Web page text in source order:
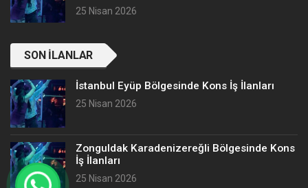
25 Nisan 2026
SON İLANLAR
İstanbul Eyüp Bölgesinde Kons İş İlanları
25 Nisan 2026
Zonguldak Karadenizereğli Bölgesinde Kons
İş İlanları
25 Nisan 2026